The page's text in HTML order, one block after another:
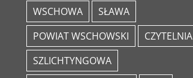
WSCHOWA
SŁAWA
POWIAT WSCHOWSKI
CZYTELNIA
SZLICHTYNGOWA